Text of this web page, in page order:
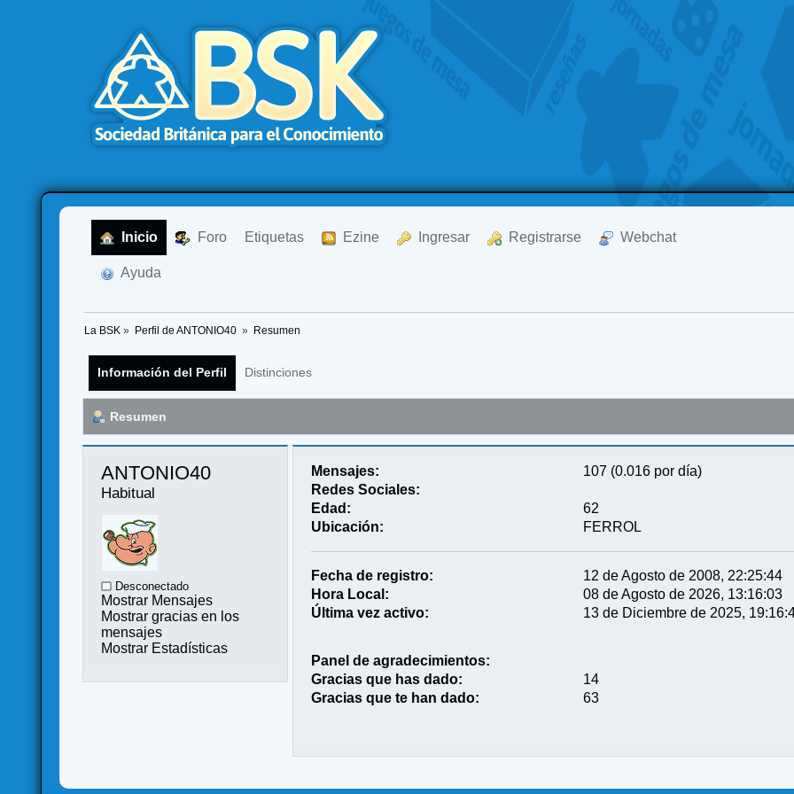
Inicio Foro Etiquetas Ezine Ingresar Registrarse Webchat
Ayuda
La BSK » Perfil de ANTONIO40 » Resumen
Información del Perfil Distinciones
Resumen
ANTONIO40
Habitual
Desconectado
Mostrar Mensajes
Mostrar gracias en los
mensajes
Mostrar Estadísticas
Mensajes:
107 (0.016 por día)
Redes Sociales:
Edad:
62
Ubicación:
FERROL
Fecha de registro:
12 de Agosto de 2008, 22:25:44
Hora Local:
08 de Agosto de 2026, 13:16:03
Última vez activo:
13 de Diciembre de 2025,
Panel de agradecimientos:
Gracias que has dado:
14
Gracias que te han dado:
63